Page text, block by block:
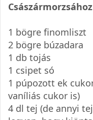
Császármorzsához
1 bögre finomliszt
2 bögre búzadara
1 db tojás
1 csipet só
1 púpozott ek
vaníliás cukor is)
4 dl tej (de annyi